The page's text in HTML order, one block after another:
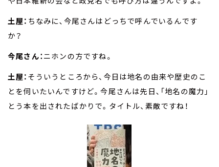
土屋： ちなみに、今尾さんはどっちで呼んでいるんです
か？
今尾さん：ニホンの方ですね。
土屋： そういうところから、今日は地名の由来や歴史のこ
とを伺いたいんですけど。今尾さんは先日、「地名の魔力」
とう本を出されたばかりで。タイトル、素敵ですね！